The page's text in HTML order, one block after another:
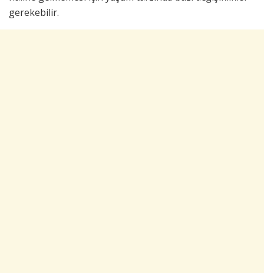
gerekebilir.